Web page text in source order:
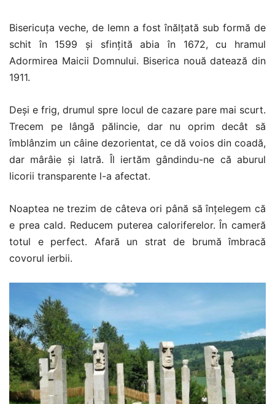
Bisericuța veche, de lemn a fost înălțată sub formă de
schit în 1599 și sfințită abia în 1672, cu hramul
Adormirea Maicii Domnului. Biserica nouă datează din
1911.
Deși e frig, drumul spre locul de cazare pare mai scurt.
Trecem pe lângă pălincie, dar nu oprim decât să
îmblânzim un câine dezorientat, ce dă voios din coadă,
dar mârâie și latră. Îl iertăm gândindu-ne că aburul
licorii transparente l-a afectat.
Noaptea ne trezim de câteva ori până să înțelegem că
e prea cald. Reducem puterea caloriferelor. În cameră
totul e perfect. Afară un strat de brumă îmbracă
covorul ierbii.